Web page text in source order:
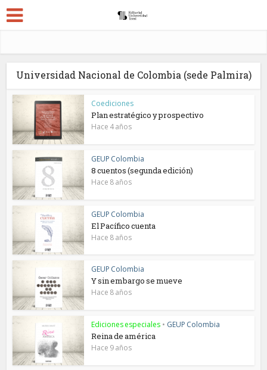
Universidad Nacional de Colombia (sede Palmira)
Coediciones
Plan estratégico y prospectivo
Hace 4 años
GEUP Colombia
8 cuentos (segunda edición)
Hace 8 años
GEUP Colombia
El Pacífico cuenta
Hace 8 años
GEUP Colombia
Y sin embargo se mueve
Hace 8 años
Ediciones especiales • GEUP Colombia
Reina de américa
Hace 9 años